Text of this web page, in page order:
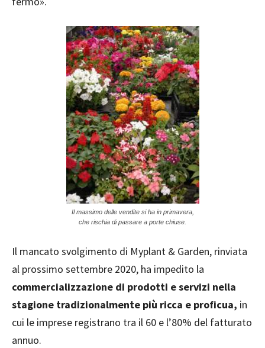
Il massimo delle vendite si ha in primavera,
che rischia di passare a porte chiuse.
Il mancato svolgimento di Myplant & Garden, rinviata
al prossimo settembre 2020, ha impedito la
commercializzazione di prodotti e servizi nella
stagione tradizionalmente più ricca e proficua, in
cui le imprese registrano tra il 60 e l’80% del fatturato
annuo.